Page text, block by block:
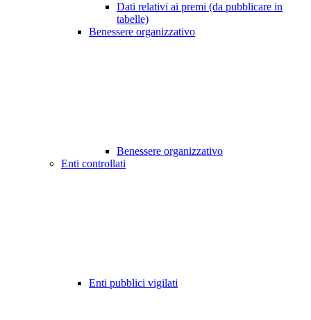
Dati relativi ai premi (da pubblicare in
tabelle)
Benessere organizzativo
Benessere organizzativo
Enti controllati
Enti pubblici vigilati